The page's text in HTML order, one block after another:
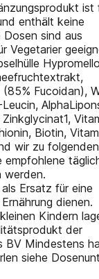
ist
enthält keine
sind aus
Vegetarier
Fucoidan),
Biotin,
wir zu folgenden
empfohlene
werden.
Ersatz für eine
dienen.
Kindern
der
BV Mindestens
siehe